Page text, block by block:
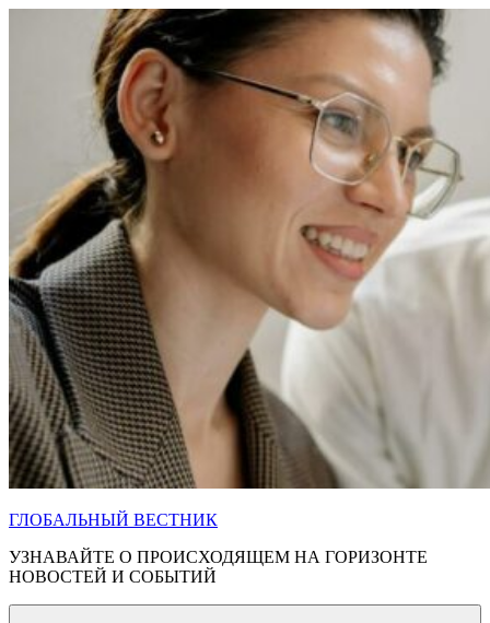
содержимому
ГЛОБАЛЬНЫЙ ВЕСТНИК
УЗНАВАЙТЕ О ПРОИСХОДЯЩЕМ НА ГОРИЗОНТЕ
НОВОСТЕЙ И СОБЫТИЙ